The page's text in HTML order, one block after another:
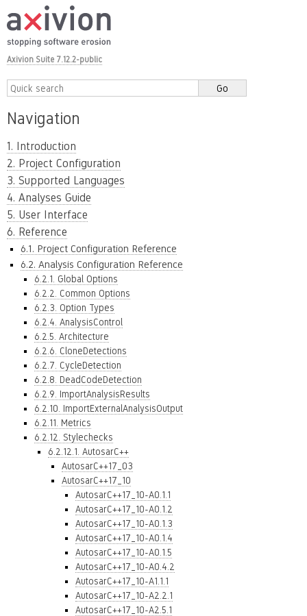
Axivion Suite 7.12.2-public
Navigation
1. Introduction
2. Project Configuration
3. Supported Languages
4. Analyses Guide
5. User Interface
6. Reference
6.1. Project Configuration Reference
6.2. Analysis Configuration Reference
6.2.1. Global Options
6.2.2. Common Options
6.2.3. Option Types
6.2.4. AnalysisControl
6.2.5. Architecture
6.2.6. CloneDetections
6.2.7. CycleDetection
6.2.8. DeadCodeDetection
6.2.9. ImportAnalysisResults
6.2.10. ImportExternalAnalysisOutput
6.2.11. Metrics
6.2.12. Stylechecks
6.2.12.1. AutosarC++
AutosarC++17_03
AutosarC++17_10
AutosarC++17_10-A0.1.1
AutosarC++17_10-A0.1.2
AutosarC++17_10-A0.1.3
AutosarC++17_10-A0.1.4
AutosarC++17_10-A0.1.5
AutosarC++17_10-A0.4.2
AutosarC++17_10-A1.1.1
AutosarC++17_10-A2.2.1
AutosarC++17_10-A2.5.1